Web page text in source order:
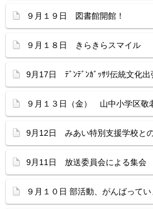
９月１９日 図書館開館！
９月１８日 きらきらスマイル
9月17日 ﾃﾞﾝﾃﾞﾝｶﾞｯｻﾘ伝統文化出
９月１３日（金） 山中小学区敬
9月12日 みあい特別支援学校と
9月11日 放送委員会による集会
９月１０日 部活動、がんばって